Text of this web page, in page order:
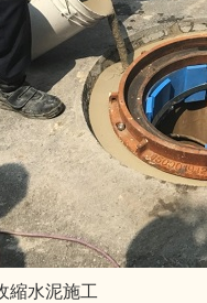
縮水泥施工